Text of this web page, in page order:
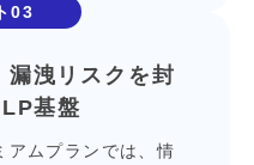
03
漏洩リスクを封
基盤
ムプランでは、情